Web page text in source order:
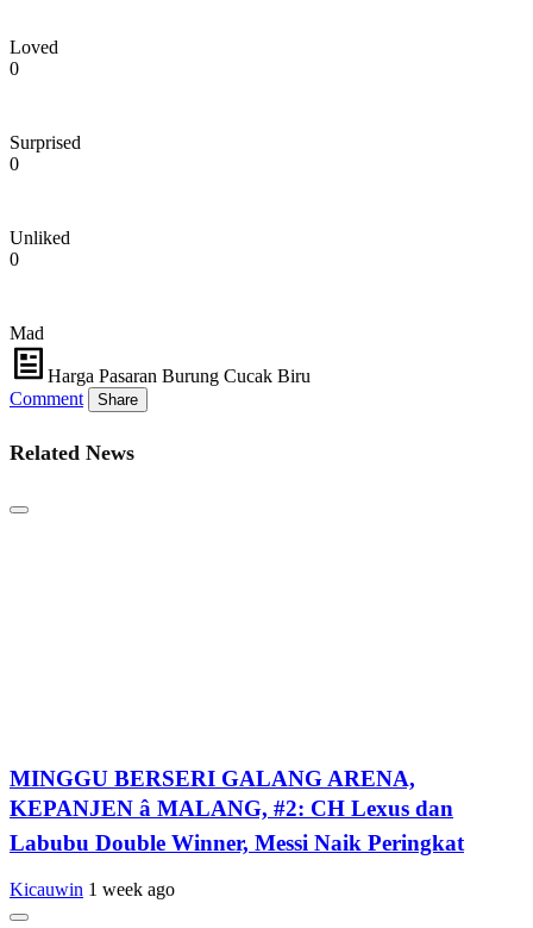
Loved
0
Surprised
0
Unliked
0
Mad
Harga Pasaran Burung Cucak Biru
Comment
Share
Related News
MINGGU BERSERI GALANG ARENA,
KEPANJEN â MALANG, #2: CH Lexus dan
Labubu Double Winner, Messi Naik Peringkat
Kicauwin 1 week ago